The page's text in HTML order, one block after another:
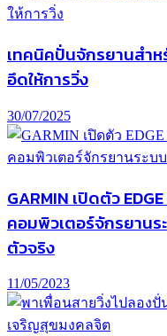
เทคนิคปั่นจักรยานสำ
อึดให้การวิ่ง
30/07/2025
GARMIN เปิดตัว
คอมพิวเตอร์จักรยานร
ตัวจริง
11/05/2023